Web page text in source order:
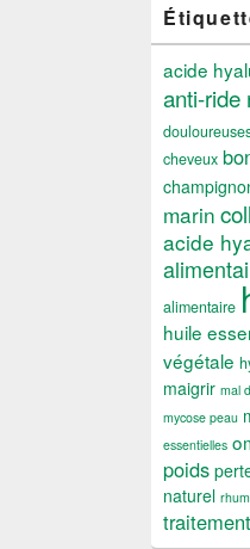
acide
anti-ride
cheveux
marin
acide
alimentaire
huile
végétale
maigrir mal
mycose peau
essentielles
poids
naturel